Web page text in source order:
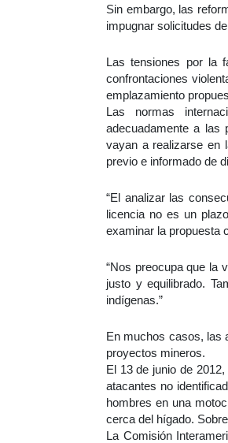
Sin embargo, las
impugnar solicitudes
Las tensiones por la
confrontaciones
emplazamiento
Las normas
adecuadamente a las
vayan a realizarse en
previo e informado de
“El analizar las
licencia no es un
examinar la propuesta
“Nos preocupa que la
justo y equilibrado.
indígenas.”
En muchos casos, las
proyectos mineros.
El 13 de junio de
atacantes no
hombres en una
cerca del hígado.
La Comisión